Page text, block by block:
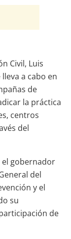
Civil, Luis
a cabo en
de
la práctica
centros
del
el gobernador
del
y el
su
de